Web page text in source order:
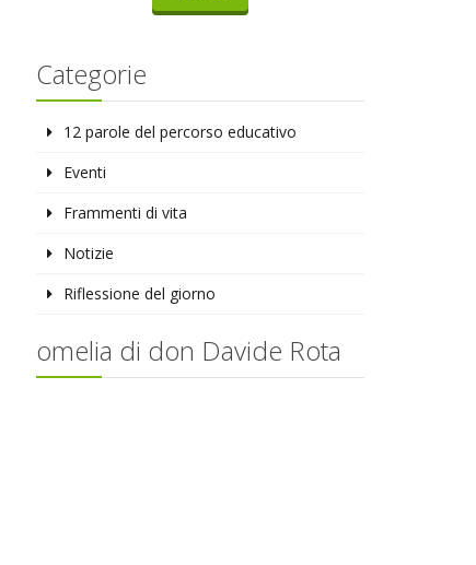
Categorie
12 parole del percorso educativo
Eventi
Frammenti di vita
Notizie
Riflessione del giorno
omelia di don Davide Rota